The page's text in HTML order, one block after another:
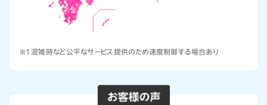
※1 混雑時など公平なサービス提供のため速度制御する場合あり